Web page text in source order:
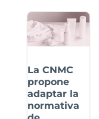
La CNMC
propone
adaptar la
normativa